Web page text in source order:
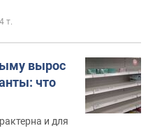
т.
вырос
что
и для